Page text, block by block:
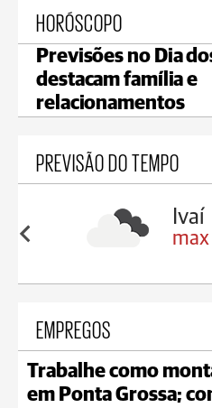
HORÓSCOPO
Previsões no Dia
destacam família e
relacionamentos
PREVISÃO DO TEMPO
16°C
Ivaí
max
EMPREGOS
Trabalhe como
em Ponta Grossa;